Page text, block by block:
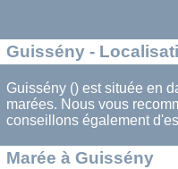
Guissény -
Guissény () est située en
marées. Nous vous
conseillons également
Marée à Guissény